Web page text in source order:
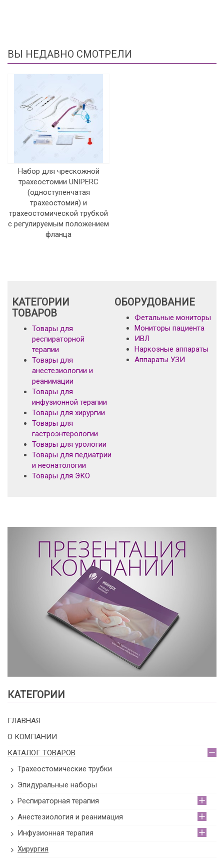
ВЫ НЕДАВНО СМОТРЕЛИ
Набор для чрескожной
трахеостомии UNIPERC
(одноступенчатая
трахеостомия) и
трахеостомической трубкой
с регулируемым положением
фланца
КАТЕГОРИИ
ТОВАРОВ
Товары для
респираторной
терапии
Товары для
анестезиологии и
реанимации
Товары для
инфузионной терапии
Товары для хирургии
Товары для
гастроэнтерологии
Товары для урологии
Товары для педиатрии
и неонатологии
Товары для ЭКО
ОБОРУДОВАНИЕ
Фетальные мониторы
Мониторы пациента
ИВЛ
Наркозные аппараты
Аппараты УЗИ
КАТЕГОРИИ
ГЛАВНАЯ
О КОМПАНИИ
КАТАЛОГ ТОВАРОВ
Трахеостомические трубки
Эпидуральные наборы
Респираторная терапия
Анестезиология и реанимация
Инфузионная терапия
Хирургия